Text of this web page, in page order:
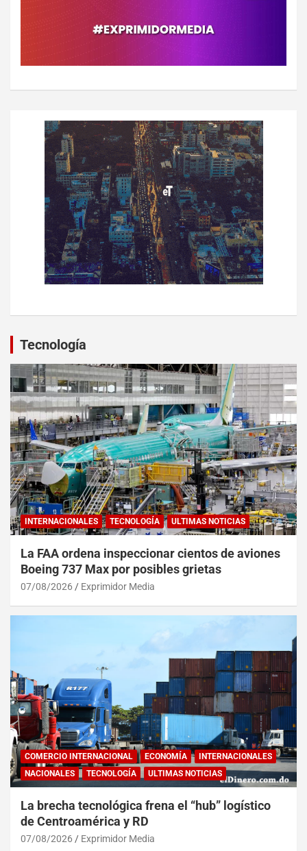
Tecnología
INTERNACIONALES TECNOLOGÍA ULTIMAS NOTICIAS
La FAA ordena inspeccionar cientos de aviones
Boeing 737 Max por posibles grietas
07/08/2026 Exprimidor Media
COMERCIO INTERNACIONAL ECONOMÍA
INTERNACIONALES
NACIONALES
TECNOLOGÍA ULTIMAS NOTICIAS
La brecha tecnológica frena el “hub” logístico
de Centroamérica y RD
07/08/2026 Exprimidor Media